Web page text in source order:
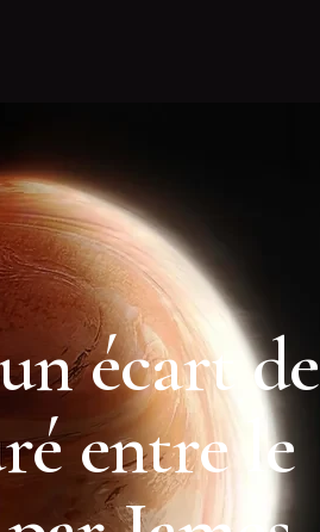
écart de
entre le